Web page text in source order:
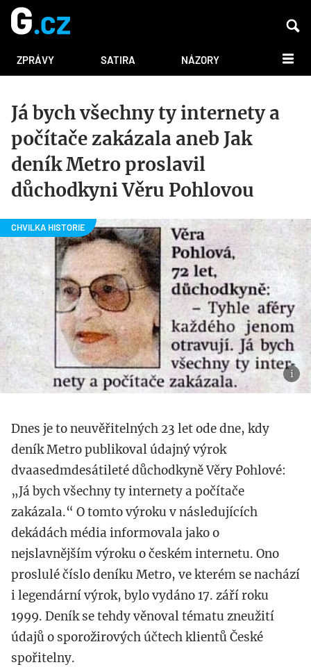
ZPRÁVY SATIRA NÁZORY DALŠÍ
Já bych všechny ty internety a
počítače zakázala aneb Jak
deník Metro proslavil
důchodkyni Věru Pohlovou
Dnes je to neuvěřitelných 23 let ode dne, kdy
deník Metro publikoval údajný výrok
dvaasedmdesátileté důchodkyně Věry Pohlové:
„Já bych všechny ty internety a počítače
zakázala.“ O tomto výroku v následujících
dekádách média informovala jako o
nejslavnějším výroku o českém internetu. Ono
proslulé číslo deníku Metro, ve kterém se nachází
i legendární výrok, bylo vydáno 17. září roku
1999. Deník se tehdy věnoval tématu zneužití
údajů o sporožirových účtech klientů České
spořitelny.